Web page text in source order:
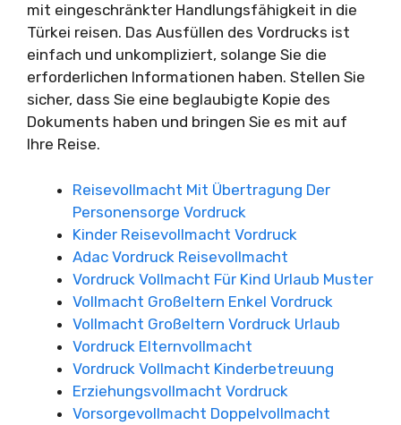
mit eingeschränkter Handlungsfähigkeit in die
Türkei reisen. Das Ausfüllen des Vordrucks ist
einfach und unkompliziert, solange Sie die
erforderlichen Informationen haben. Stellen Sie
sicher, dass Sie eine beglaubigte Kopie des
Dokuments haben und bringen Sie es mit auf
Ihre Reise.
Reisevollmacht Mit Übertragung Der
Personensorge Vordruck
Kinder Reisevollmacht Vordruck
Adac Vordruck Reisevollmacht
Vordruck Vollmacht Für Kind Urlaub Muster
Vollmacht Großeltern Enkel Vordruck
Vollmacht Großeltern Vordruck Urlaub
Vordruck Elternvollmacht
Vordruck Vollmacht Kinderbetreuung
Erziehungsvollmacht Vordruck
Vorsorgevollmacht Doppelvollmacht